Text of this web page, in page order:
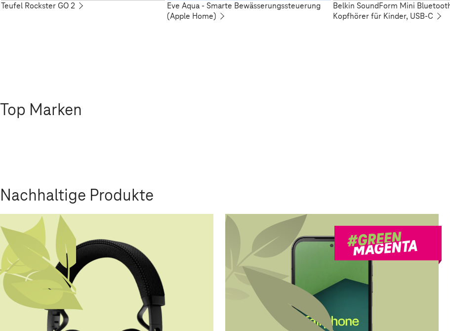
Teufel Rockster GO 2
Eve Aqua - Smarte Bewässerungssteuerung
(Apple Home)
Belkin SoundForm Mini
Kopfhörer für Kinder, USB-C
Top Marken
Nachhaltige Produkte